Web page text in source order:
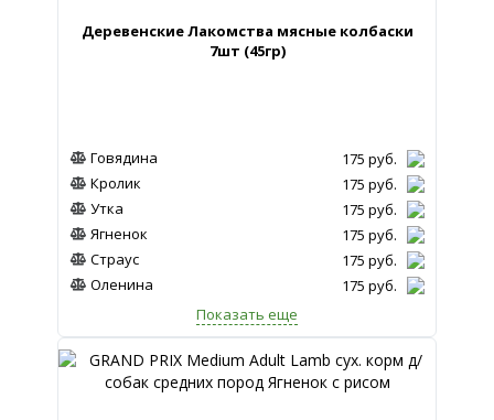
Деревенские Лакомства мясные колбаски
7шт (45гр)
Говядина 175 руб.
Кролик
175 руб.
Утка
175 руб.
Ягненок
175 руб.
Страус
175 руб.
Оленина
175 руб.
Показать еще